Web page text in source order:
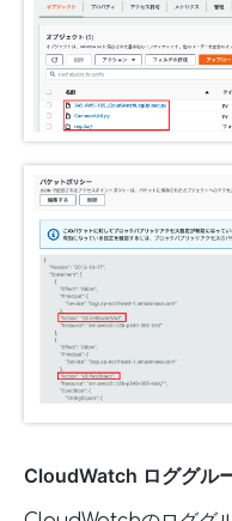
CloudWatch ロググル